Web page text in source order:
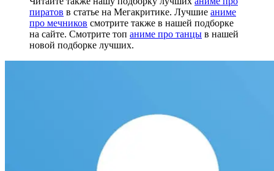
пиратов в статье на Мегакритике. Лучшие аниме
про мечников смотрите также в нашей подборке
на сайте. Смотрите топ аниме про танцы в нашей
новой подборке лучших.